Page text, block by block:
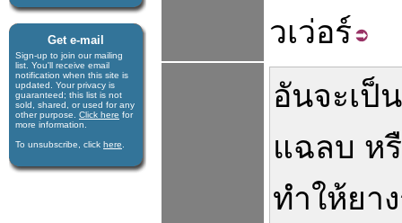
Get e-mail
Sign-up to join our mail­ing
list. You'll receive e­mail
notification when this site is
updated. Your privacy is
guaran­teed; this list is not
sold, shared, or used for any
other purpose. Click here for
more infor­mation.
To unsubscribe, click here
วเว่อร์
อันจะเป็
แฉลบ ห
ทำให้ยา